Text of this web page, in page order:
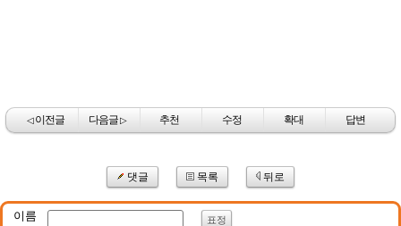
◁이전글 다음글▷ 추천 수정 확대 답변
댓글 목록 뒤로
이름 표정